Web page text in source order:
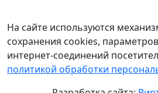
На сайте используются
сохранения cookies,
интернет-соединений
политикой обработки